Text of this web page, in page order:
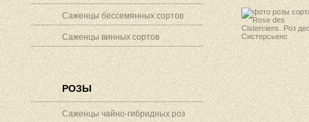
Саженцы бессемянных сортов
Саженцы винных сортов
РОЗЫ
Саженцы чайно-гибридных роз